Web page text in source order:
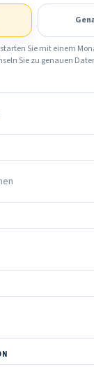
Sie mit einem
Sie zu genauen